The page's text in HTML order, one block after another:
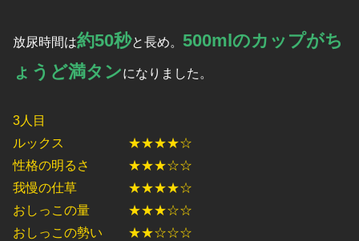
放尿時間は約50秒と長め。 500mlのカップがち
ょうど満タンになりました。
3人目
ルックス ★★★★☆
性格の明るさ ★★★☆☆
我慢の仕草 ★★★★☆
おしっこの量 ★★★☆☆
おしっこの勢い ★★☆☆☆